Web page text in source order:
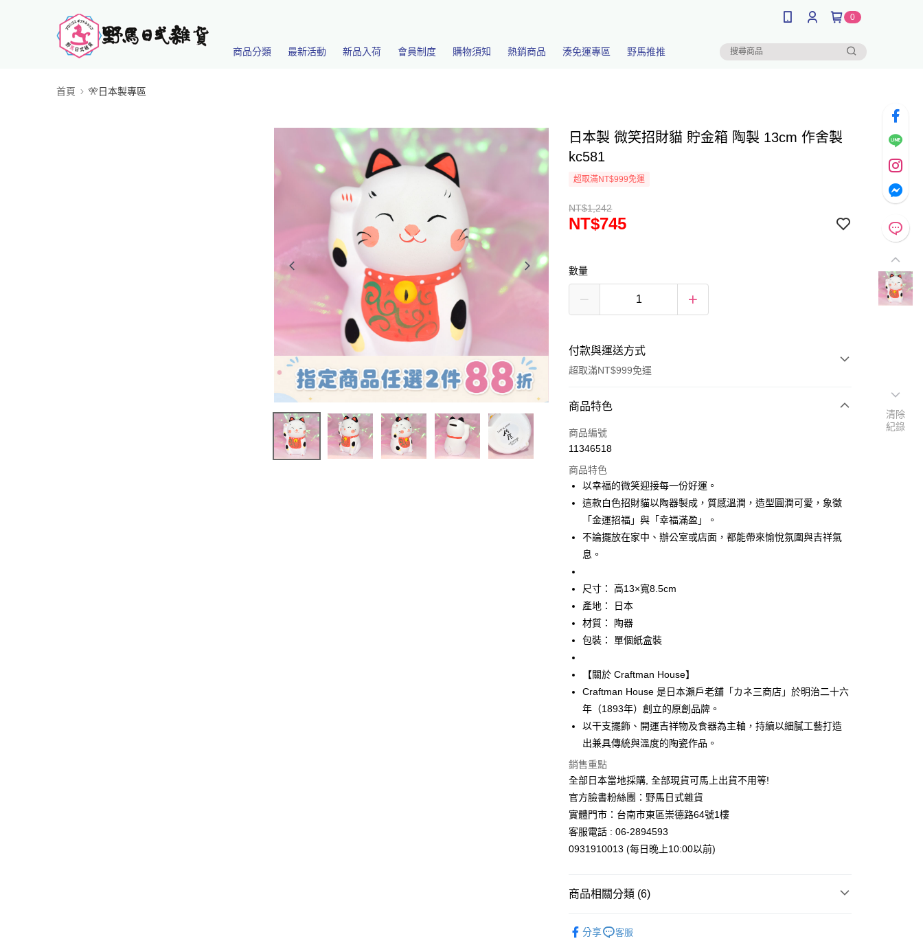
0
商品分類 最新活動 新品入荷 會員制度 購物須知 熱銷商品 湊免運專區 野馬推推
首頁 🎌日本製專區
日本製 微笑招財貓 貯金箱 陶製 13cm 作舍製
kc581
超取滿NT$999免運
NT$1,242
NT$745
數量
付款與運送方式
超取滿NT$999免運
付款方式
信用卡一次付款
3 期 0 利率 每期NT$248
合作金庫商業銀行
第一商業銀行
華南商業銀行
國泰世華商業銀行
兆豐國際商業銀行
臺灣中小企業銀行
聯邦商業銀行
元大商業銀行
台新國際商業銀行
台灣樂天信用卡公司
超商取貨付款
Apple Pay
悠遊付
Google Pay
ATM付款
全家取貨付款
每筆NT$65，滿NT$999(含以上)免運費
付款後全家取貨
每筆NT$65，滿NT$999(含以上)免運費
7-11取貨付款
每筆NT$65，滿NT$999(含以上)免運費
宅配
商品特色
商品編號
11346518
商品特色
以幸福的微笑迎接每一份好運。
這款白色招財貓以陶器製成，質感溫潤，造型圓潤可愛，象徵
「金運招福」與「幸福滿盈」。
不論擺放在家中、辦公室或店面，都能帶來愉悅氛圍與吉祥氣
息。
尺寸： 高13×寬8.5cm
產地： 日本
材質： 陶器
包裝： 單個紙盒裝
【關於 Craftman House】
Craftman House 是日本瀨戶老舖「カネ三商店」於明治二十六
年（1893年）創立的原創品牌。
以干支擺飾、開運吉祥物及食器為主軸，持續以細膩工藝打造
出兼具傳統與溫度的陶瓷作品。
銷售重點
全部日本當地採購, 全部現貨可馬上出貨不用等!
官方臉書粉絲團：野馬日式雜貨
實體門市：台南市東區崇德路64號1樓
客服電話 : 06-2894593
0931910013 (每日晚上10:00以前)
商品相關分類 (6)
分享 客服
清除
紀錄